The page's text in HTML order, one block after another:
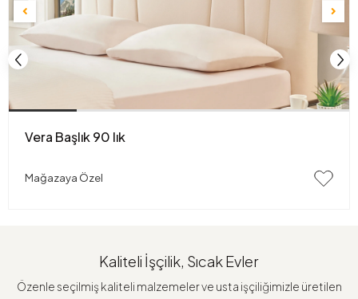
Vera Başlık 90 lık
Mağazaya Özel
Kaliteli İşçilik, Sıcak Evler
Özenle seçilmiş kaliteli malzemeler ve usta işçiliğimizle üretilen